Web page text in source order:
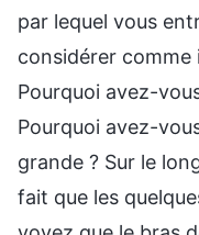
par lequel vous
considérer comme
Pourquoi avez-
Pourquoi avez-
grande ? Sur le
fait que les